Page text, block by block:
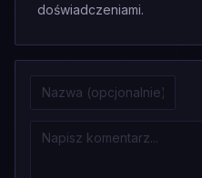
doświadczeniami.